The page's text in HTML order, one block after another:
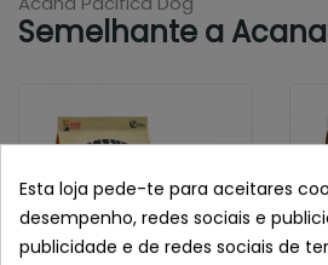
Semelhante a
Esta loja pede-te para aceitares
desempenho, redes sociais e
publicidade e de redes sociais de